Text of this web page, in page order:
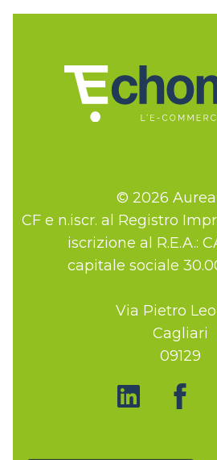
© 2026 Aurea
CF e n.iscr. al Registro
iscrizione al R.E.A.:
capitale sociale
Via Pietro
Cagliari
09129